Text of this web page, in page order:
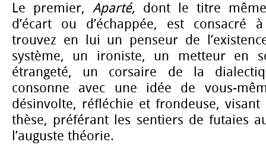
Le premier,Aparté, dont le titre
d’écart ou d’échappée, est consacré
trouvez en lui un penseur de
système, un ironiste, un metteur en
étrangeté, un corsaire de la
consonne avec une idée de vous-
désinvolte, réfléchie et frondeuse, visant
thèse, préférant les sentiers de futaies
l’auguste théorie.